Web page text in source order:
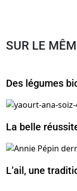
SUR LE
Des légumes
La belle
L’ail, une